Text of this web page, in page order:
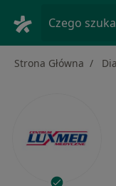
Czego
Strona Główna